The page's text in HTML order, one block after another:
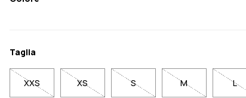
Taglia
XXS XS S M L